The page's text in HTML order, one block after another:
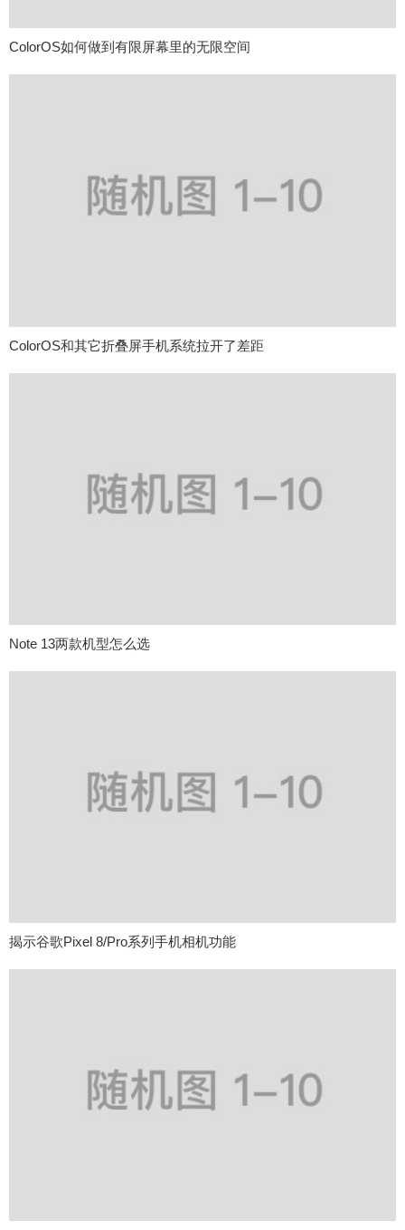
ColorOS如何做到有限屏幕里的无限空间
ColorOS和其它折叠屏手机系统拉开了差距
Note 13两款机型怎么选
揭示谷歌Pixel 8/Pro系列手机相机功能